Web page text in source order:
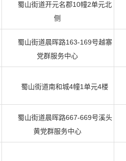
蜀山街道开元名郡10幢2单元北
侧
蜀山街道晨晖路163-169号越寨
党群服务中心
蜀山街道南和城4幢1单元4楼
蜀山街道晨晖路667-669号溪头
黄党群服务中心